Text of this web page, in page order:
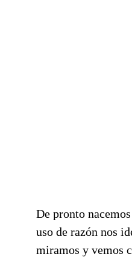
De pronto
uso de razón nos
miramos y vemos